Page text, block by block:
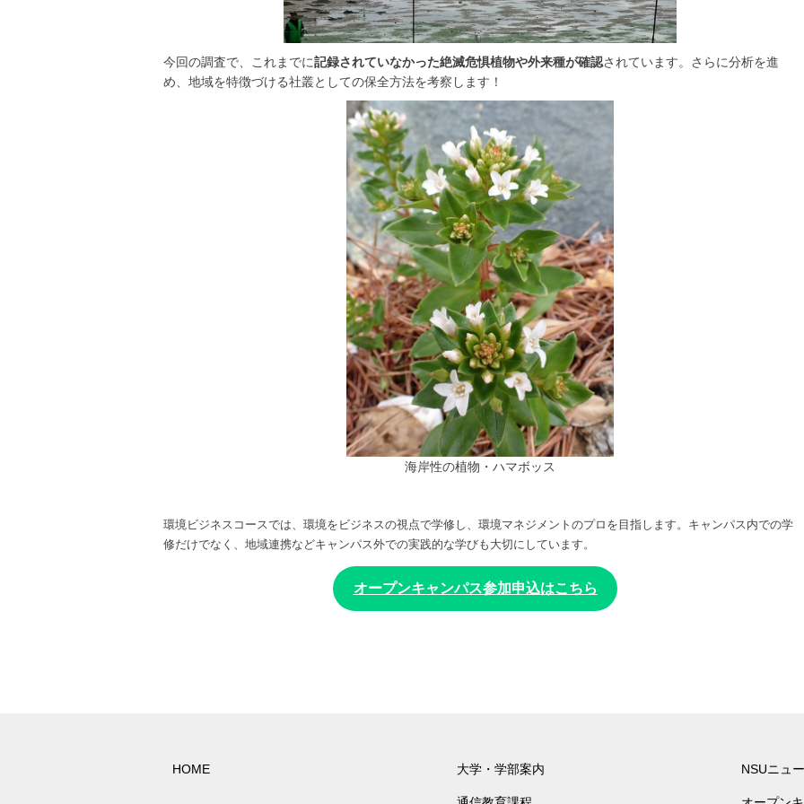
今回の調査で、これまでに記録されていなかった絶滅危惧植物や外来種が確認されています。さらに分析を進
め、地域を特徴づける社叢としての保全方法を考察します！
海岸性の植物・ハマボッス
環境ビジネスコースでは、環境をビジネスの視点で学修し、環境マネジメントのプロを目指します。キャンパス内での学
修だけでなく、地域連携などキャンパス外での実践的な学びも大切にしています。
オープンキャンパス参加申込はこちら
HOME 大学・学部案内 NSUニュ